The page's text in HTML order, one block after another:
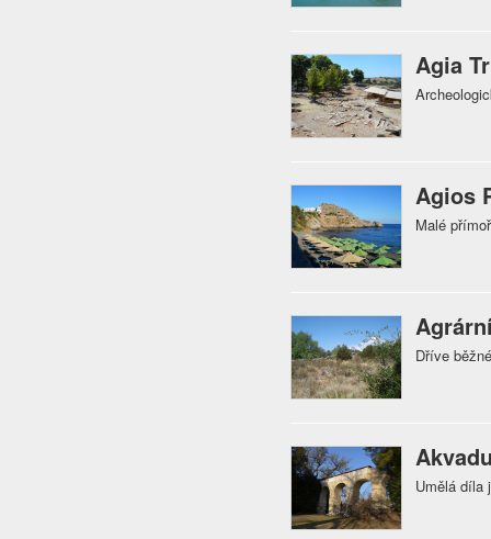
Agia
Agios
Malé
Dříve
Umělá díla